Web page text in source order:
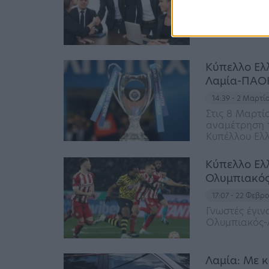
Κύπελλο
Λαμία-
14:39 - 2
Στις 8
αναμέτρηση
Κυπέλλου
Κύπελλο
17:07 - 22
Γνωστές
Λαμία: Με